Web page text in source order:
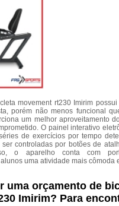
movement rt230 Imirim possui
porém não menos funcional
um melhor aproveitamento
O painel interativo
de exercícios por tempo
controladas por botões de
o aparelho conta com
uma atividade mais cômoda
uma orçamento de
Imirim? Para